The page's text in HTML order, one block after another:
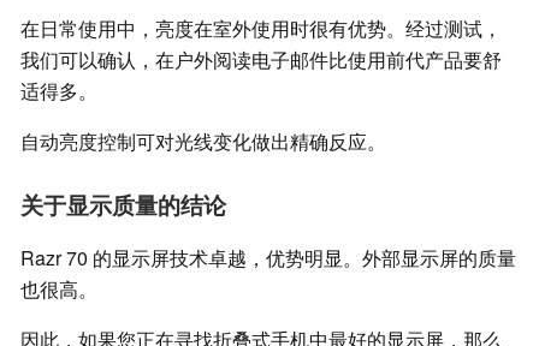
在日常使用中，亮度在室外使用时很有优势。经过测试，
我们可以确认，在户外阅读电子邮件比使用前代产品要舒
适得多。
自动亮度控制可对光线变化做出精确反应。
关于显示质量的结论
Razr 70 的显示屏技术卓越，优势明显。外部显示屏的质量
也很高。
因此，如果您正在寻找折叠式手机中最好的显示屏，那么